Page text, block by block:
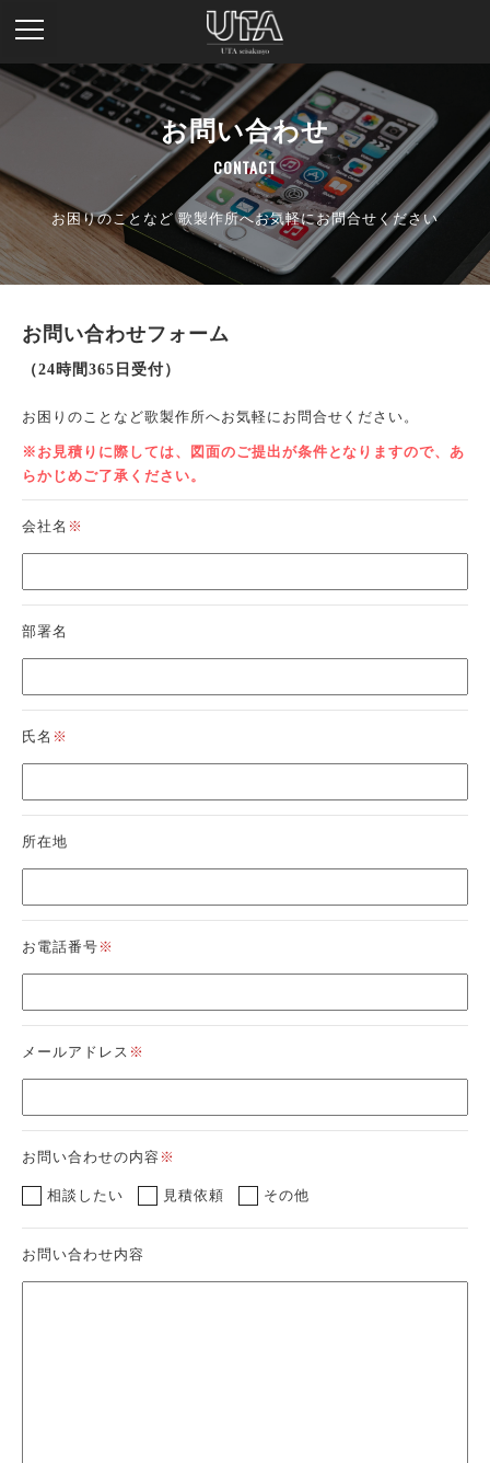
お問い合わせ
CONTACT
お困りのことなど 歌製作所へお気軽にお問合せください
お問い合わせフォーム
（24時間365日受付）
お困りのことなど歌製作所へお気軽にお問合せください。
※お見積りに際しては、図面のご提出が条件となりますので、あ
らかじめご了承ください。
会社名 ※
部署名
氏名 ※
所在地
お電話番号 ※
メールアドレス ※
お問い合わせの内容 ※
相談したい 見積依頼 その他
お問い合わせ内容